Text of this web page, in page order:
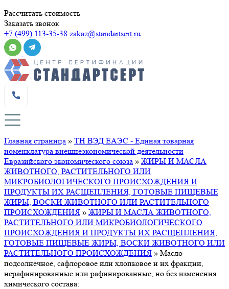
Рассчитать стоимость
Заказать звонок
+7 (499) 113-35-38 zakaz@standartsert.ru
Главная страница » ТН ВЭД ЕАЭС - Единая товарная
номенклатура внешнеэкономической деятельности
Евразийского экономического союза » ЖИРЫ И МАСЛА
ЖИВОТНОГО, РАСТИТЕЛЬНОГО ИЛИ
МИКРОБИОЛОГИЧЕСКОГО ПРОИСХОЖДЕНИЯ И
ПРОДУКТЫ ИХ РАСЩЕПЛЕНИЯ, ГОТОВЫЕ ПИЩЕВЫЕ
ЖИРЫ, ВОСКИ ЖИВОТНОГО ИЛИ РАСТИТЕЛЬНОГО
ПРОИСХОЖДЕНИЯ » ЖИРЫ И МАСЛА ЖИВОТНОГО,
РАСТИТЕЛЬНОГО ИЛИ МИКРОБИОЛОГИЧЕСКОГО
ПРОИСХОЖДЕНИЯ И ПРОДУКТЫ ИХ РАСЩЕПЛЕНИЯ,
ГОТОВЫЕ ПИЩЕВЫЕ ЖИРЫ, ВОСКИ ЖИВОТНОГО ИЛИ
РАСТИТЕЛЬНОГО ПРОИСХОЖДЕНИЯ » Масло
подсолнечное, сафлоровое или хлопковое и их фракции,
нерафинированные или рафинированные, но без изменения
химического состава: